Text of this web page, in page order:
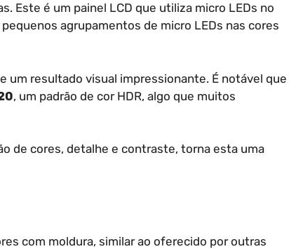
Este é um painel LCD que utiliza micro LEDs no
agrupamentos de micro LEDs nas cores
um resultado visual impressionante. É notável que
, um padrão de cor HDR, algo que muitos
de cores, detalhe e contraste, torna esta uma
com moldura, similar ao oferecido por outras